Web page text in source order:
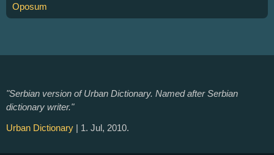
Oposum
"Serbian version of Urban Dictionary. Named after Serbian
dictionary writer."
Urban Dictionary | 1. Jul, 2010.